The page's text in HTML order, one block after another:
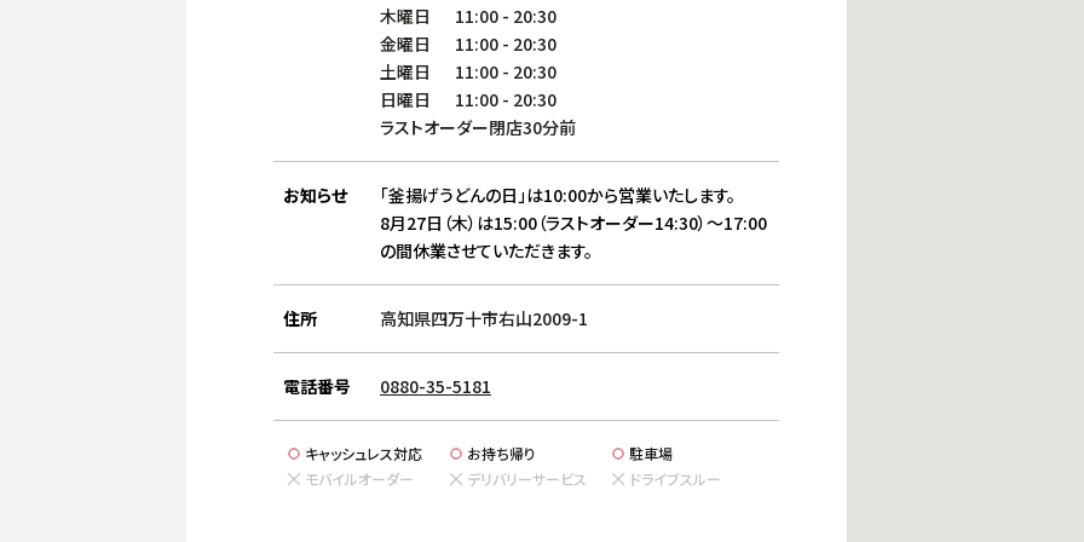
木曜日 11:00 - 20:30
金曜日
11:00 - 20:30
土曜日
11:00 - 20:30
日曜日
11:00 - 20:30
ラストオーダー閉店30分前
お知らせ
「釜揚げうどんの日」は10:00から営業いたします。
8月27日（木）は15:00（ラストオーダー14:30）～17:00
の間休業させていただきます。
住所 高知県四万十市右山2009-1
電話番号 0880-35-5181
キャッシュレス対応 お持ち帰り
駐車場
モバイルオーダー
デリバリーサービス ドライブスルー